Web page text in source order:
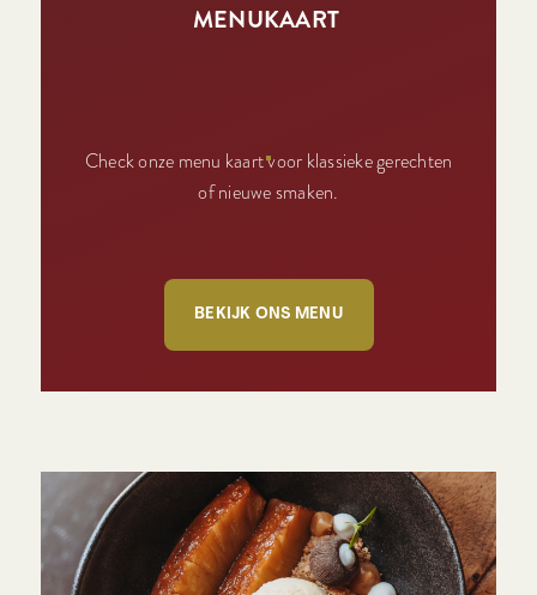
MENUKAART
Check onze menu kaart voor klassieke gerechten
of nieuwe smaken.
BEKIJK ONS MENU